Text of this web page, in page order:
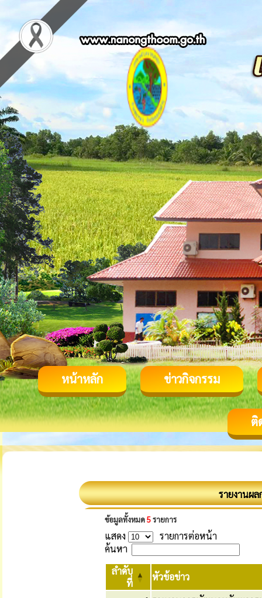
หน้าหลัก ข่าวกิจกรรม
ติ
รายงานผ
ข้อมูลทั้งหมด5รายการ
แสดง
รายการต่อหน้า
ค้นหา
ลำดับ
ที่
หัวข้อข่าว